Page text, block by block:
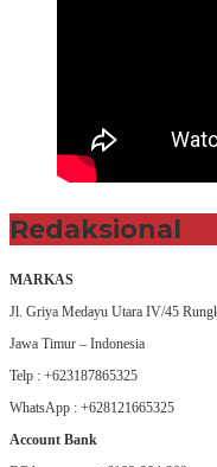
Redaksional
MARKAS
Jl. Griya Medayu Utara IV/45
Jawa Timur – Indonesia
Telp : +623187865325
WhatsApp : +628121665325
Account Bank